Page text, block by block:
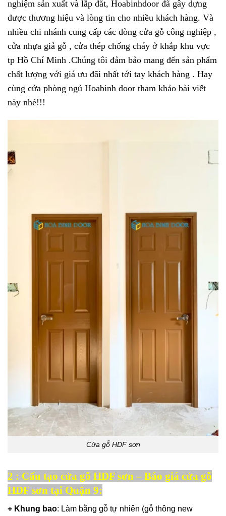
nghiệm sản xuất và lắp đăt, Hoabinhdoor đã gây dựng
được thương hiệu và lòng tin cho nhiều khách hàng. Và
nhiều chi nhánh cung cấp các dòng cửa gỗ công nghiệp ,
cửa nhựa giả gỗ , cửa thép chống cháy ở khắp khu vực
tp Hồ Chí Minh .Chúng tôi đảm bảo mang đến sản phẩm
chất lượng với giá ưu đãi nhất tới tay khách hàng . Hay
cùng cửa phòng ngủ Hoabinh door tham khảo bài viết
này nhé!!!
Cửa gỗ HDF sơn
2 : Cấu tạo cửa gỗ HDF sơn – Báo giá cửa gỗ
HDF sơn tại Quận 9:
+ Khung bao: Làm bằng gỗ tự nhiên (gỗ thông new